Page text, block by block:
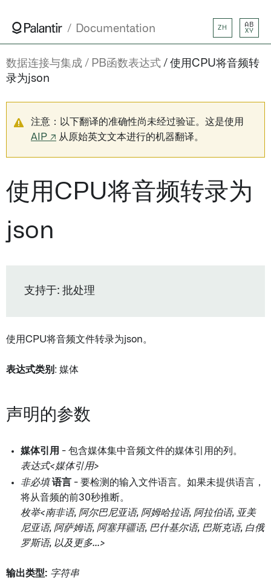
Documentation ZH
AB
XY
数据连接与集成 PB函数表达式
使用CPU将音频转
录为json
注意：以下翻译的准确性尚未经过验证。这是使用
AIP ↗ 从原始英文文本进行的机器翻译。
使用CPU将音频转录为
json
支持于: 批处理
使用CPU将音频文件转录为json。
表达式类别 : 媒体
声明的参数
媒体引用 - 包含媒体集中音频文件的媒体引用的列。
表达式<媒体引用>
非必填 语言 - 要检测的输入文件语言。如果未提供语言，
将从音频的前30秒推断。
枚举<南非语, 阿尔巴尼亚语, 阿姆哈拉语, 阿拉伯语, 亚美
尼亚语, 阿萨姆语, 阿塞拜疆语, 巴什基尔语, 巴斯克语, 白俄
罗斯语, 以及更多...>
输出类型: 字符串